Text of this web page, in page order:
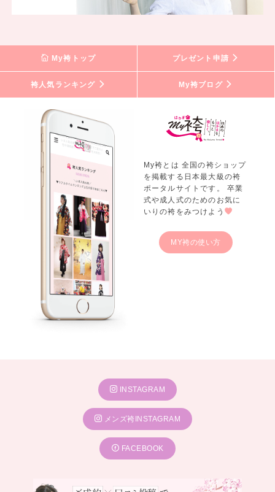
My袴トップ プレゼント申請
袴人気ランキング My袴ブログ
My袴とは 全国の袴ショップ
を掲載する日本最大級の袴
ポータルサイトです。 卒業
式や成人式のためのお気に
いりの袴をみつけよう
MY袴の使い方
INSTAGRAM
メンズ袴INSTAGRAM
FACEBOOK